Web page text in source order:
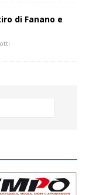
di Fanano e